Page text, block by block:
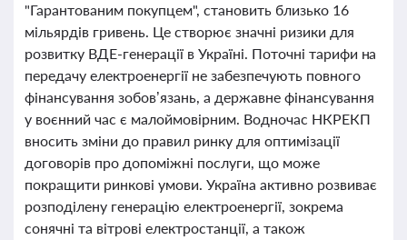
"Гарантованим покупцем", становить близько 16
мільярдів гривень. Це створює значні ризики для
розвитку ВДЕ-генерації в Україні. Поточні тарифи на
передачу електроенергії не забезпечують повного
фінансування зобов’язань, а державне фінансування
у воєнний час є малоймовірним. Водночас НКРЕКП
вносить зміни до правил ринку для оптимізації
договорів про допоміжні послуги, що може
покращити ринкові умови. Україна активно розвиває
розподілену генерацію електроенергії, зокрема
сонячні та вітрові електростанції, а також